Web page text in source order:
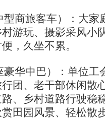
型商旅客车）：大家
游玩、摄影采风小
，久坐不累。
豪华中巴）：单位工
团、老干部休闲散
、乡村道路行驶稳
田园风景、轻松散